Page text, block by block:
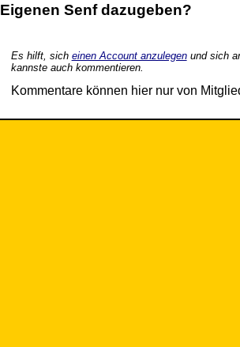
Eigenen Senf dazugeben?
Es hilft, sich einen Account anzulegenund sich
kannste auch kommentieren.
Kommentare können hier nur von